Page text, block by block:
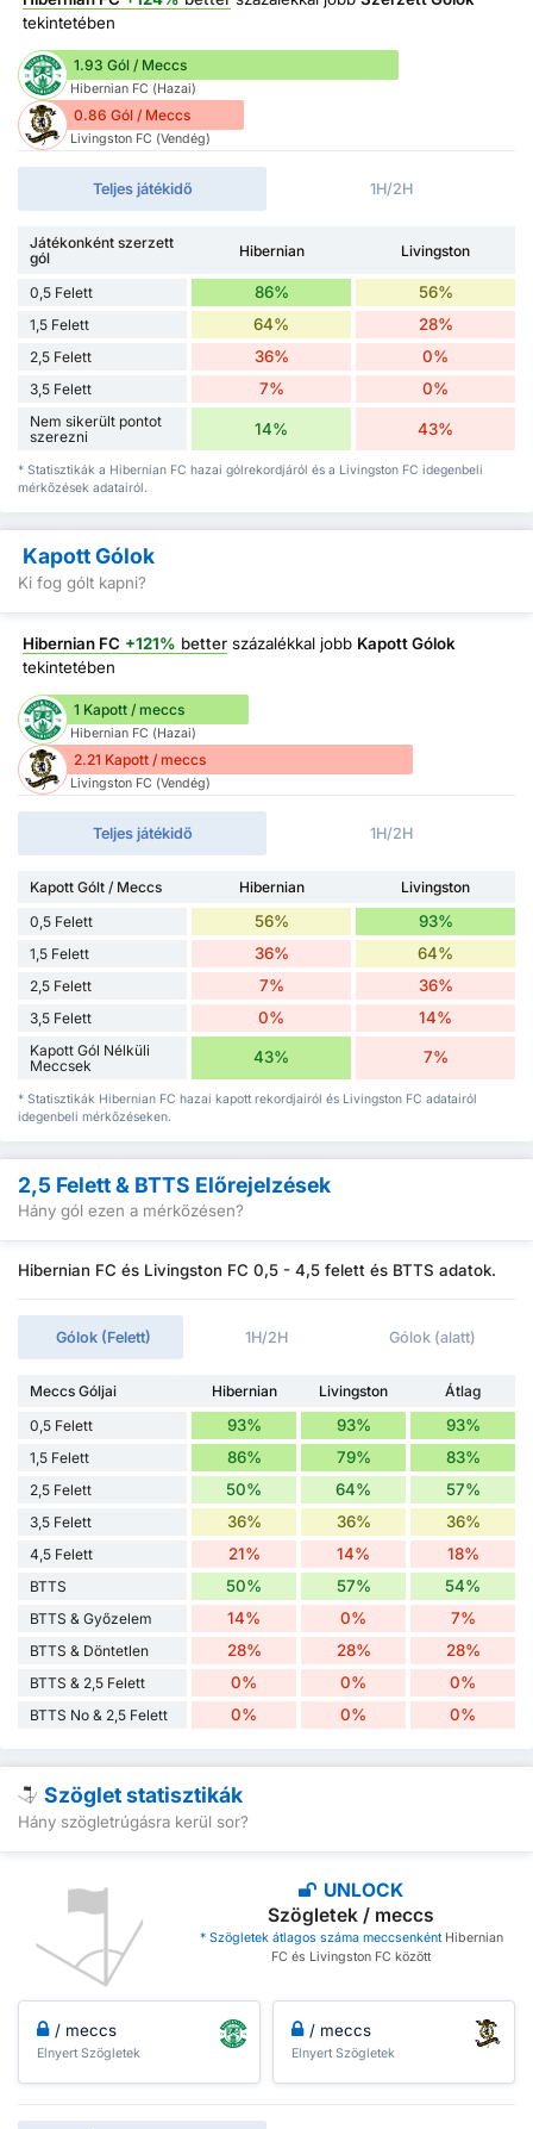
tekintetében
1.93 Gól / Meccs
Hibernian FC (Hazai)
0.86 Gól / Meccs
Livingston FC (Vendég)
Teljes játékidő 1H/2H
Játékonként szerzett
gól
Hibernian Livingston
0,5 Felett 86% 56%
1,5 Felett 64% 28%
2,5 Felett 36% 0%
3,5 Felett 7% 0%
Nem sikerült pontot
szerezni
14% 43%
* Statisztikák a Hibernian FC hazai gólrekordjáról és a Livingston FC idegenbeli
mérkőzések adatairól.
Kapott Gólok
Ki fog gólt kapni?
Hibernian FC +121% better százalékkal jobb Kapott Gólok
tekintetében
1 Kapott / meccs
Hibernian FC (Hazai)
2.21 Kapott / meccs
Livingston FC (Vendég)
Teljes játékidő 1H/2H
Kapott Gólt / Meccs Hibernian
Livingston
0,5 Felett
56% 93%
1,5 Felett 36% 64%
2,5 Felett 7% 36%
3,5 Felett 0% 14%
Kapott Gól Nélküli
Meccsek
43% 7%
* Statisztikák Hibernian FC hazai kapott rekordjairól és Livingston FC adatairól
idegenbeli mérkőzéseken.
2,5 Felett & BTTS Előrejelzések
Hány gól ezen a mérkőzésen?
Hibernian FC és Livingston FC 0,5 - 4,5 felett és BTTS adatok.
Gólok (Felett) 1H/2H Gólok (alatt)
Meccs Góljai Hibernian Livingston
Átlag
0,5 Felett
93% 93% 93%
1,5 Felett 86% 79% 83%
2,5 Felett 50% 64% 57%
3,5 Felett 36% 36% 36%
4,5 Felett 21% 14% 18%
BTTS 50% 57% 54%
BTTS & Győzelem 14% 0% 7%
BTTS & Döntetlen 28% 28% 28%
BTTS & 2,5 Felett 0% 0% 0%
BTTS No & 2,5 Felett 0% 0% 0%
Szöglet statisztikák
Hány szögletrúgásra kerül sor?
UNLOCK
Szögletek / meccs
* Szögletek átlagos száma meccsenkéntHibernian
FC és Livingston FC között
/ meccs
Elnyert Szögletek
/ meccs
Elnyert Szögletek